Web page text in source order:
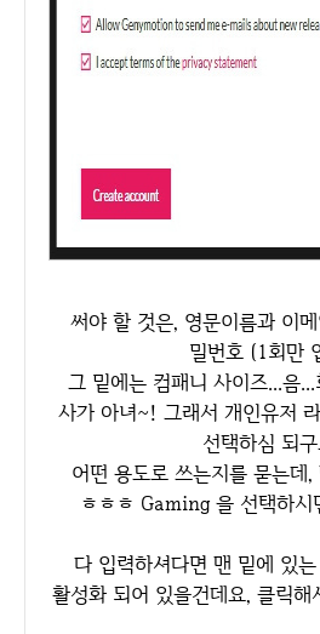
써야 할 것은, 영문이름과 이메일, 그리고 사용할 비
밀번호 (1회만
그 밑에는 컴패니 사이즈...음...회사 크기라니...난 회
사가 아녀~! 그래서 개인유저
선택하심 되
어떤 용도로 쓰는지를 묻는데, 당연히 게이밍 이죠!
ㅎㅎㅎ Gaming 을 선택하시
다 입력하셔다면 맨 밑에 있는 Greate account 가
활성화 되어 있을건데요, 클릭해